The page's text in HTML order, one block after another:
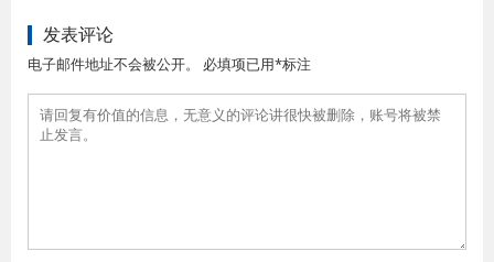
发表评论
电子邮件地址不会被公开。 必填项已用*标注